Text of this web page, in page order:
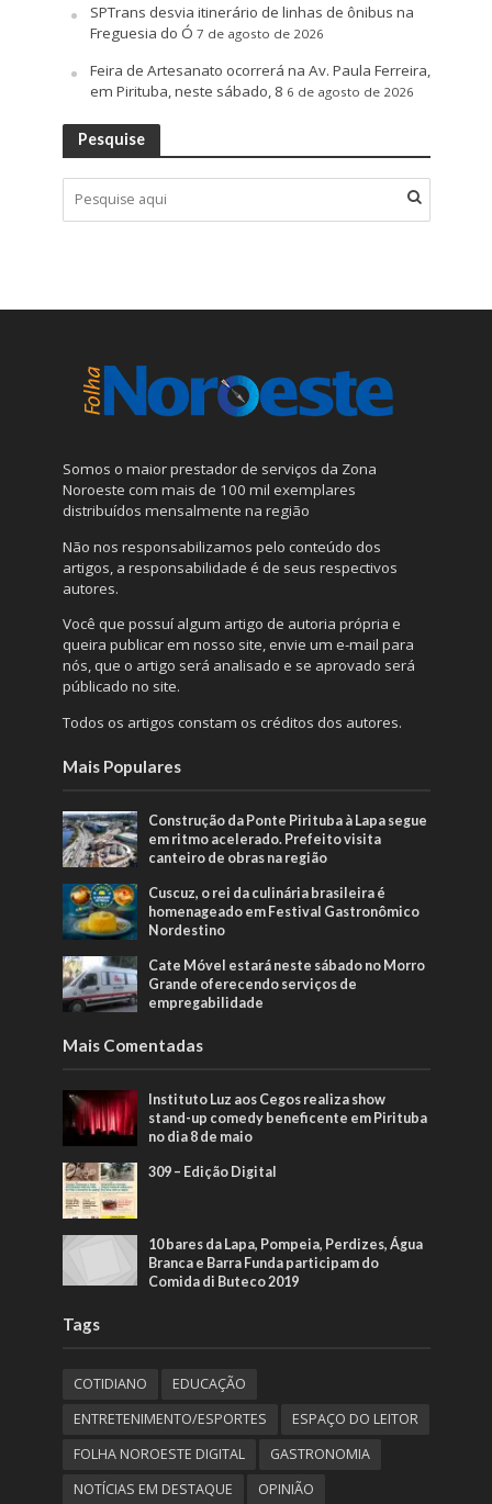
SPTrans desvia itinerário de linhas de ônibus na
Freguesia do Ó 7 de agosto de 2026
Feira de Artesanato ocorrerá na Av. Paula Ferreira,
em Pirituba, neste sábado, 8 6 de agosto de 2026
Pesquise
Somos o maior prestador de serviços da Zona
Noroeste com mais de 100 mil exemplares
distribuídos mensalmente na região
Não nos responsabilizamos pelo conteúdo dos
artigos, a responsabilidade é de seus respectivos
autores.
Você que possuí algum artigo de autoria própria e
queira publicar em nosso site, envie um e-mail para
nós, que o artigo será analisado e se aprovado será
públicado no site.
Todos os artigos constam os créditos dos autores.
Mais Populares
Construção da Ponte Pirituba à Lapa segue
em ritmo acelerado. Prefeito visita
canteiro de obras na região
Cuscuz, o rei da culinária brasileira é
homenageado em Festival Gastronômico
Nordestino
Cate Móvel estará neste sábado no Morro
Grande oferecendo serviços de
empregabilidade
Mais Comentadas
Instituto Luz aos Cegos realiza show
stand-up comedy beneficente em Pirituba
no dia 8 de maio
309 – Edição Digital
10 bares da Lapa, Pompeia, Perdizes, Água
Branca e Barra Funda participam do
Comida di Buteco 2019
Tags
COTIDIANO
EDUCAÇÃO
ENTRETENIMENTO/ESPORTES
ESPAÇO DO LEITOR
FOLHA NOROESTE DIGITAL
GASTRONOMIA
NOTÍCIAS EM DESTAQUE
OPINIÃO